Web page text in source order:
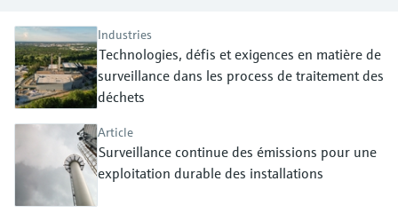
Device Viewer
Trouver des informations et de la
documentation spécifiques à un produit
Recherche de pièces détachées
Trouvez la bonne pièce de rechange en
tapant la racine/le code du produit et
accédez aux données spécifiques, vues
Mesure du niveau par barrière à
micro-ondes
Mesure du niveau par la pression
Voir tous
Photomètres de process
Mesure par transmission de micro-
Technologie Memosens
décisionnels
Industries
Technologies, défis et exigences en matière de
surveillance dans les process de traitement des
déchets
Article
Surveillance continue des émissions pour une
exploitation durable des installations